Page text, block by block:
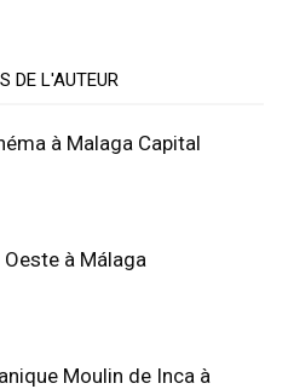
DE L'AUTEUR
à Malaga Capital
à Málaga
Moulin de Inca à